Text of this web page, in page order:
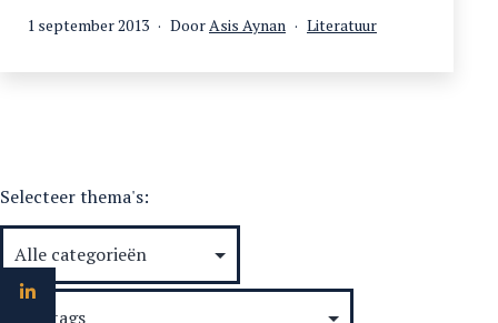
ik.
Gepubliceerd
1 september 2013 DoorAsis Aynan
Gecategoriseerd
Literatuur
Selecteer thema's: